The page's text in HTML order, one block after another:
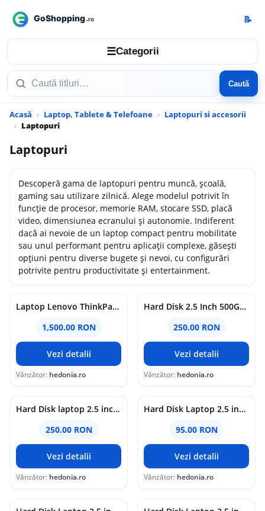
☰Categorii
Caută
📝
Acasă Laptop, Tablete & Telefoane
Laptopuri si accesorii
Laptopuri
Laptopuri
Descoperă gama de laptopuri pentru muncă, școală,
gaming sau utilizare zilnică. Alege modelul potrivit în
funcție de procesor, memorie RAM, stocare SSD, placă
video, dimensiunea ecranului și autonomie. Indiferent
dacă ai nevoie de un laptop compact pentru mobilitate
sau unul performant pentru aplicații complexe, găsești
opțiuni pentru diverse bugete și nevoi, cu configurări
potrivite pentru productivitate și entertainment.
Laptop Lenovo ThinkPad T14 Gen 1, Intel i7-10510U, 16GB DDR4, SSD 512GB NVMe, Intel UHD Graphics, Display 14 inch FHD, Refurbished
1,500.00 RON
Vezi detalii
Vânzător: hedonia.ro
Hard Disk 2.5 Inch 500GB Laptop Thin SSHD
250.00 RON
Vezi detalii
Vânzător: hedonia.ro
Hard Disk laptop 2.5 inch 500GB 7200 RPM Western Digital Black wd5000lplx
250.00 RON
Vezi detalii
Vânzător: hedonia.ro
Hard Disk Laptop 2.5 inch 750GB 5400 RPM 8MB SATA 2 Diversi Producatori
95.00 RON
Vezi detalii
Vânzător: hedonia.ro